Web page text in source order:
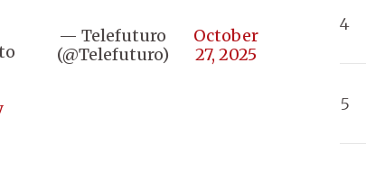
— Telefuturo
(@Telefuturo)
October
27, 2025